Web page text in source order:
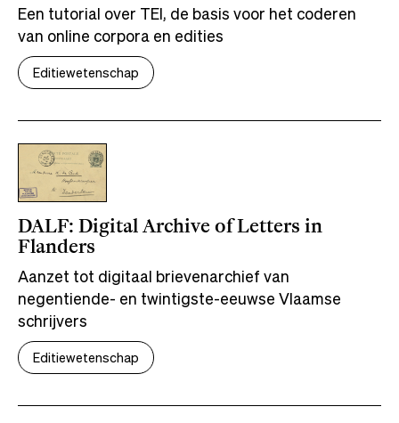
Een tutorial over TEI, de basis voor het coderen
van online corpora en edities
Editiewetenschap
DALF: Digital Archive of Letters in
Flanders
Aanzet tot digitaal brievenarchief van
negentiende- en twintigste-eeuwse Vlaamse
schrijvers
Editiewetenschap